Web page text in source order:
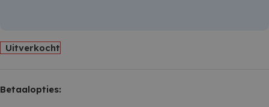
Uitverkocht
Betaalopties: